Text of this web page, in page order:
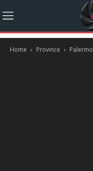
Home Province Palermo